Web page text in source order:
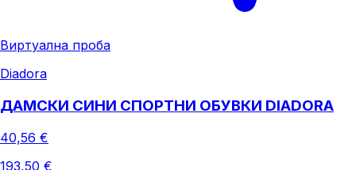
Виртуална проба
Diadora
ДАМСКИ СИНИ СПОРТНИ ОБУВКИ DIADORA
40,56 €
193,50 €